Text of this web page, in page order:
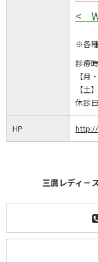
<
※各
診療
【月
【土
休診
HP
三鷹レディ－